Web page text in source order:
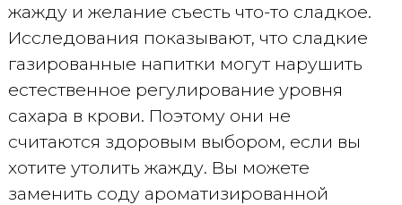
жажду и желание съесть что-то сладкое.
Исследования показывают, что сладкие
газированные напитки могут нарушить
естественное регулирование уровня
сахара в крови. Поэтому они не
считаются здоровым выбором, если вы
хотите утолить жажду. Вы можете
заменить соду ароматизированной